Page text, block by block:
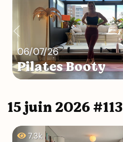
06/07/26
Pilates Booty
15 juin 2026 #113
7.3k